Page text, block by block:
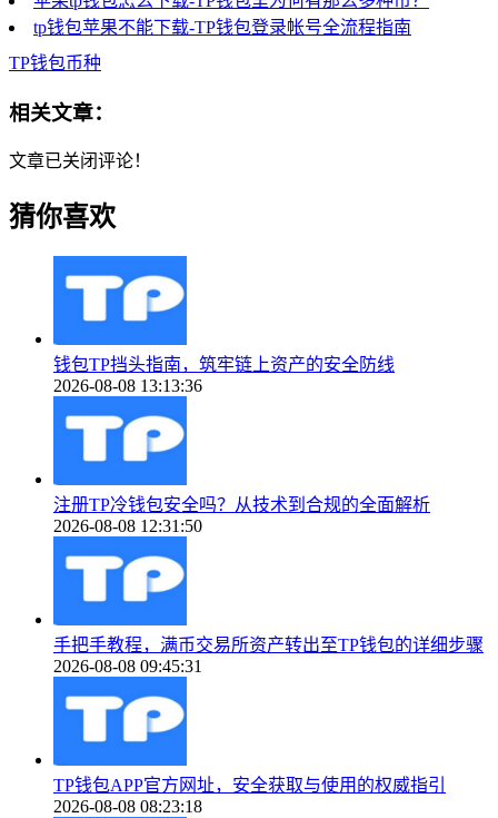
tp钱包苹果不能下载-TP钱包登录帐号全流程指南
TP钱包币种
相关文章：
文章已关闭评论！
猜你喜欢
钱包TP挡头指南，筑牢链上资产的安全防线
2026-08-08 13:13:36
注册TP冷钱包安全吗？从技术到合规的全面解析
2026-08-08 12:31:50
手把手教程，满币交易所资产转出至TP钱包的详细步骤
2026-08-08 09:45:31
TP钱包APP官方网址，安全获取与使用的权威指引
2026-08-08 08:23:18